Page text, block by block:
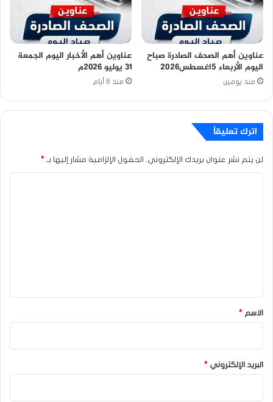
عناوين أهم الصحف الصادرة صباح
اليوم الأربعاء 5اغسطس2026
منذ يومين
عناوين أهم الأخبار اليوم الجمعة
٣١ يوليو ٢٠٢٦م
منذ 6 أيام
اترك تعليقاً
لن يتم نشر عنوان بريدك الإلكتروني. الحقول الإلزامية مشار إليها بـ *
*
الاسم *
البريد الإلكتروني *